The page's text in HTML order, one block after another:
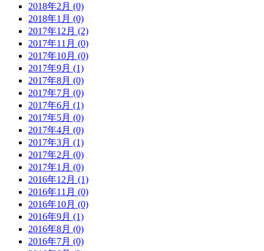
2018年2月 (0)
2018年1月 (0)
2017年12月 (2)
2017年11月 (0)
2017年10月 (0)
2017年9月 (1)
2017年8月 (0)
2017年7月 (0)
2017年6月 (1)
2017年5月 (0)
2017年4月 (0)
2017年3月 (1)
2017年2月 (0)
2017年1月 (0)
2016年12月 (1)
2016年11月 (0)
2016年10月 (0)
2016年9月 (1)
2016年8月 (0)
2016年7月 (0)